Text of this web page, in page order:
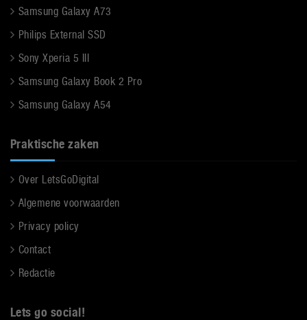
Samsung Galaxy A73
Philips External SSD
Sony Xperia 5 III
Samsung Galaxy Book 2 Pro
Samsung Galaxy A54
Praktische zaken
Over LetsGoDigital
Algemene voorwaarden
Privacy policy
Contact
Redactie
Lets go social!